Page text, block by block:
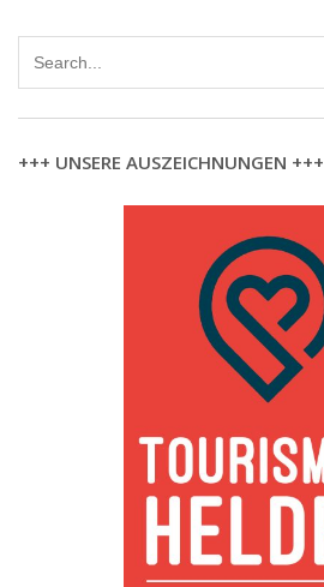
+++ UNSERE AUSZEICHNUNGEN +++